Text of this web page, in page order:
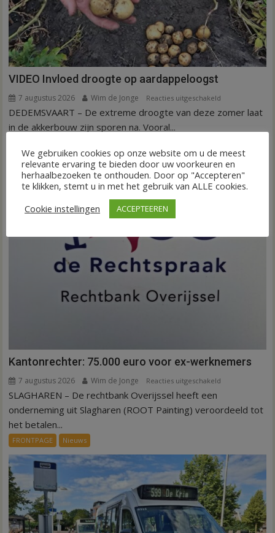
VIDEO Invloed droogte op aardappeloogst
7 augustus 2026 Wim de Jonge Reacties uitgeschakeld
VIDEO
op
aardappeloogst
DEDEMSVAART – De extreme droogte van deze zomer laat
in de akkerbouw zijn sporen na. Vooral...
Kantonrechter: 75.000 euro voor ex-werknemers
7 augustus 2026 Wim de Jonge Reacties uitgeschakeld
75.000
werknemers
SLAGHAREN – De rechtbank Overijssel heeft een
onderneming uit Slagharen (ROOT Painting) veroordeeld tot
het betalen...
FRONTPAGE Nieuws
We gebruiken cookies op onze website om u de meest
relevante ervaring te bieden door uw voorkeuren en
herhaalbezoeken te onthouden. Door op "Accepteren"
te klikken, stemt u in met het gebruik van ALLE cookies.
Cookie instellingen
ACCEPTEEREN